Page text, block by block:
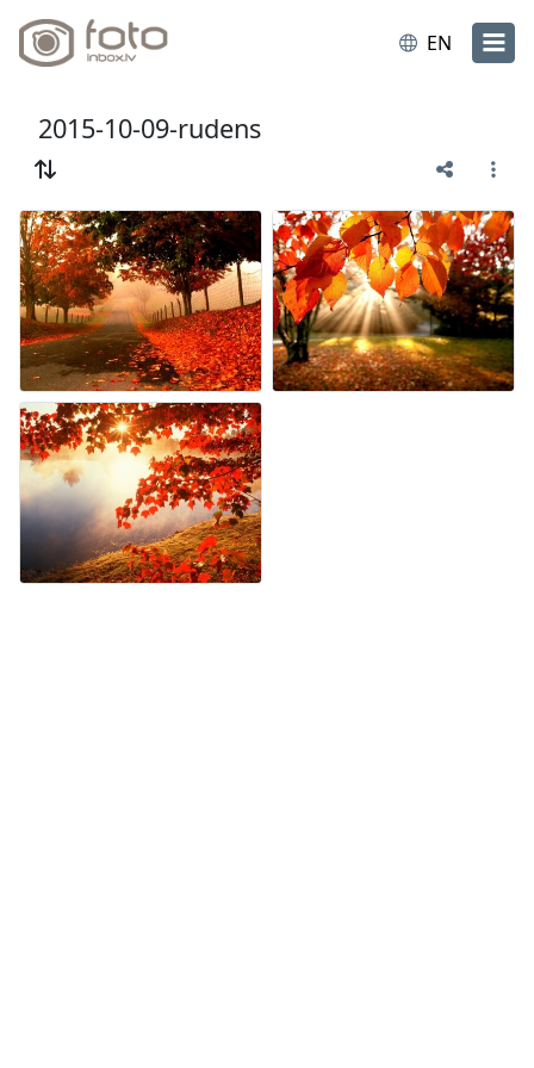
EN
2015-10-09-rudens